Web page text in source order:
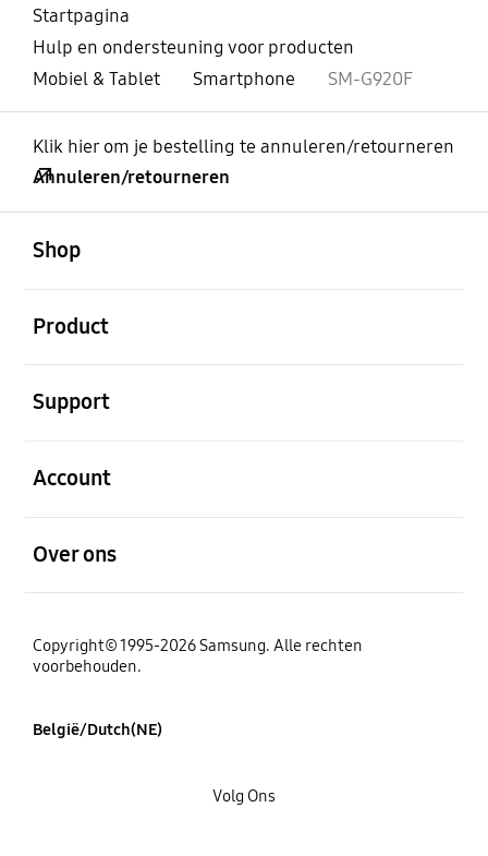
Startpagina
Hulp en ondersteuning voor producten
Mobiel & Tablet
Smartphone SM-G920F
Klik hier om je bestelling te annuleren/retourneren
Annuleren/retourneren
Shop
Product
Support
Account
Over ons
Copyright© 1995-2026 Samsung. Alle rechten
voorbehouden.
België/Dutch(NE)
Volg Ons